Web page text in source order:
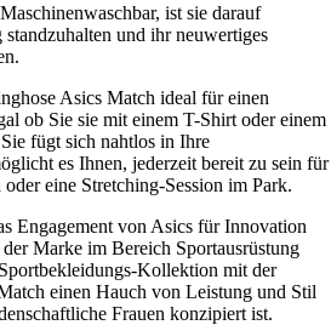
Maschinenwaschbar, ist sie darauf
und ihr neuwertiges
Asics Match ideal für einen
ob Sie sie mit einem T-Shirt oder einem
fügt sich nahtlos in Ihre
es Ihnen, jederzeit bereit zu sein für
eine Stretching-Session im Park.
Engagement von Asics für Innovation
Marke im Bereich Sportausrüstung
Kollektion mit der
einen Hauch von Leistung und Stil
Frauen konzipiert ist.